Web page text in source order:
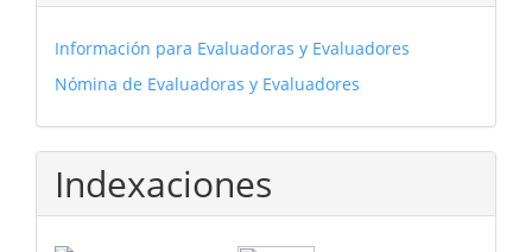
Información para Evaluadoras y Evaluadores
Nómina de Evaluadoras y Evaluadores
Indexaciones